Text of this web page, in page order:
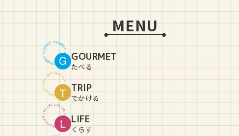
MENU
GOURME
T
G
O
U
R
M
E
T
G
O
U
R
M
E
T
G
O
U
RMET
GOURMET
たべる
TRIPT
RI
P
T
R
P
T
R
T
R
I
P
T
R
I
P
T
R
I
P
T
RIP
TRIP
でかける
LIFEL
IF
E
L
F
L
I
FE
F
E
L
I
F
E
L
I
F
E
L
IF
E
LIFE
LIFE
くらす